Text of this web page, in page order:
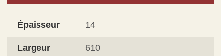
Épaisseur 14
Largeur 610